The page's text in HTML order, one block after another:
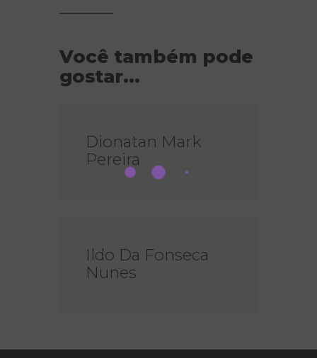
Você também pode
gostar...
Dionatan Mark
Pereira
Ildo Da Fonseca
Nunes